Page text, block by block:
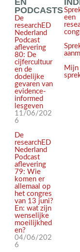
PODCASTS
De
researchED
Nederland
Podcast
aflevering
80: De
cijfercultuur
en de
dodelijke
gevaren van
evidence-
informed
lesgeven
11/06/202
6
De
researchED
Nederland
Podcast
aflevering
79: Wie
komen er
allemaal op
het congres
van 13 juni?
En: wat zijn
wenselijke
moeilijkhed
en?
04/06/202
6
een
Mijn